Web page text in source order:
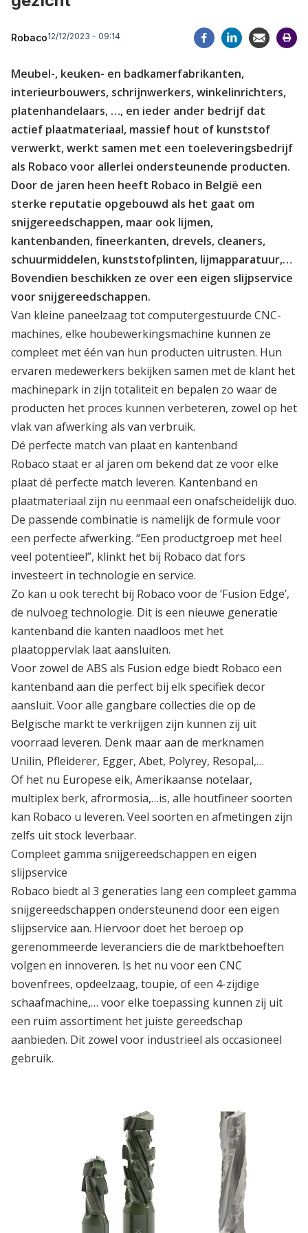
Robaco12/12/2023 - 09:14
Meubel-, keuken- en badkamerfabrikanten,
interieurbouwers, schrijnwerkers, winkelinrichters,
platenhandelaars, …, en ieder ander bedrijf dat
actief plaatmateriaal, massief hout of kunststof
verwerkt, werkt samen met een toeleveringsbedrijf
als Robaco voor allerlei ondersteunende producten.
Door de jaren heen heeft Robaco in België een
sterke reputatie opgebouwd als het gaat om
snijgereedschappen, maar ook lijmen,
kantenbanden, fineerkanten, drevels, cleaners,
schuurmiddelen, kunststofplinten, lijmapparatuur,…
Bovendien beschikken ze over een eigen slijpservice
voor snijgereedschappen.
Van kleine paneelzaag tot computergestuurde CNC-
machines, elke houbewerkingsmachine kunnen ze
compleet met één van hun producten uitrusten. Hun
ervaren medewerkers bekijken samen met de klant het
machinepark in zijn totaliteit en bepalen zo waar de
producten het proces kunnen verbeteren, zowel op het
vlak van afwerking als van verbruik.
Dé perfecte match van plaat en kantenband
Robaco staat er al jaren om bekend dat ze voor elke
plaat dé perfecte match leveren. Kantenband en
plaatmateriaal zijn nu eenmaal een onafscheidelijk duo.
De passende combinatie is namelijk de formule voor
een perfecte afwerking. “Een productgroep met heel
veel potentieel”, klinkt het bij Robaco dat fors
investeert in technologie en service.
Zo kan u ook terecht bij Robaco voor de ‘Fusion Edge’,
de nulvoeg technologie. Dit is een nieuwe generatie
kantenband die kanten naadloos met het
plaatoppervlak laat aansluiten.
Voor zowel de ABS als Fusion edge biedt Robaco een
kantenband aan die perfect bij elk specifiek decor
aansluit. Voor alle gangbare collecties die op de
Belgische markt te verkrijgen zijn kunnen zij uit
voorraad leveren. Denk maar aan de merknamen
Unilin, Pfleiderer, Egger, Abet, Polyrey, Resopal,…
Of het nu Europese eik, Amerikaanse notelaar,
multiplex berk, afrormosia,…is, alle houtfineer soorten
kan Robaco u leveren. Veel soorten en afmetingen zijn
zelfs uit stock leverbaar.
Compleet gamma snijgereedschappen en eigen
slijpservice
Robaco biedt al 3 generaties lang een compleet gamma
snijgereedschappen ondersteunend door een eigen
slijpservice aan. Hiervoor doet het beroep op
gerenommeerde leveranciers die de marktbehoeften
volgen en innoveren. Is het nu voor een CNC
bovenfrees, opdeelzaag, toupie, of een 4-zijdige
schaafmachine,… voor elke toepassing kunnen zij uit
een ruim assortiment het juiste gereedschap
aanbieden. Dit zowel voor industrieel als occasioneel
gebruik.